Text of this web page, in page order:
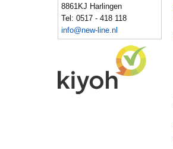
8861KJ Harlingen
Tel: 0517 - 418 118
info@new-line.nl